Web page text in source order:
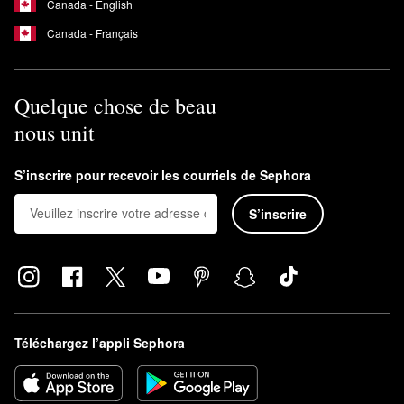
javellisant ou le séchage par culbutage.
Les chouchous slip sont-ils en véritable soie?
Canada - English
Canada - Français
Quelque chose de beau
nous unit
S’inscrire pour recevoir les courriels de Sephora
S’inscrire
Téléchargez l’appli Sephora